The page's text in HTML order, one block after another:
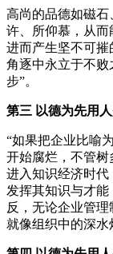
高尚的品德如磁
许、所仰慕，从而
进而产生坚不可
角逐中永立于不
步”。
第三 以德为先用
“如果把企业比喻
开始腐烂，不管树
进入知识经济时
发挥其知识与才
反，无论企业管理
就像组织中的深水